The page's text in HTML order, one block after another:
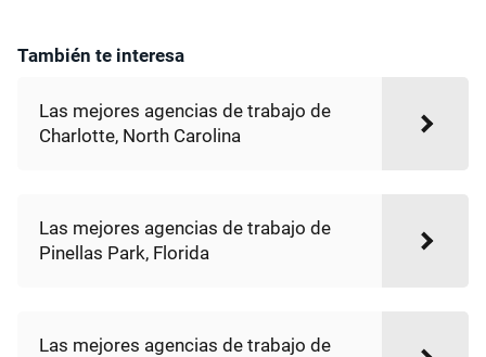
También te interesa
Las mejores agencias de trabajo de
Charlotte, North Carolina
Las mejores agencias de trabajo de
Pinellas Park, Florida
Las mejores agencias de trabajo de